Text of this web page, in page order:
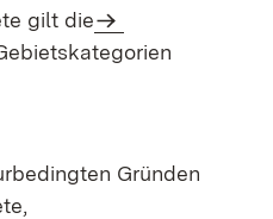
gilt die
Gründen